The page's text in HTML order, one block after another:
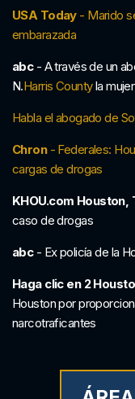
USA Today- Marido
embarazada
abc- A través de un
N.Harris Countyla
Habla el abogado de
Chron- Federales:
cargas de drogas
KHOU.com Houston,
caso de drogas
abc- Ex policía de la
Haga clic en 2
Houston por
narcotraficantes